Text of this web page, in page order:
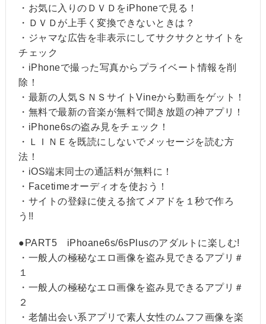
・お気に入りのＤＶＤをiPhoneで見る！
・ＤＶＤが上手く変換できないときは？
・ジャマな広告を非表示にしてサクサクとサイトを
チェック
・iPhoneで撮った写真からプライベート情報を削
除！
・最新の人気ＳＮＳサイトVineから動画をゲット！
・無料で最新の音楽が無料で聞き放題の神アプリ！
・iPhone6sの盗み見をチェック！
・ＬＩＮＥを既読にしないでメッセージを読む方
法！
・iOS端末同士の通話料が無料に！
・Facetimeオーディオを使おう！
・サイトの登録に使える捨てメアドを１秒で作ろ
う!!
●PART5 iPhoane6s/6sPlusのアダルトに楽しむ!
・一般人の極秘なエロ画像を盗み見できるアプリ＃
１
・一般人の極秘なエロ画像を盗み見できるアプリ＃
２
・老舗出会い系アプリで素人女性のムフフ画像を楽